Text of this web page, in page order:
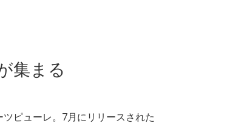
集まる
ピューレ。7月にリリースされた